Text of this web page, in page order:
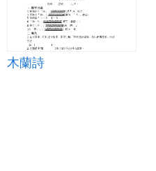
木蘭詩